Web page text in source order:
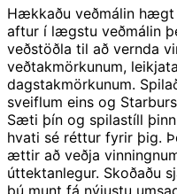
Hækkaðu veðmálin hægt
aftur í lægstu veðmálin
veðstöðla til að vernda
veðtakmörkunum,
dagstakmörkunum.
sveiflum eins og
Sæti þín og spilastíll
hvati sé réttur fyrir þig.
ættir að veðja
úttektanlegur. Skoðaðu
þú munt fá nýjustu